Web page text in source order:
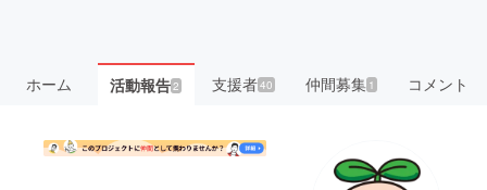
ホーム 活動報告2 支援者40 仲間募集 1 コメント